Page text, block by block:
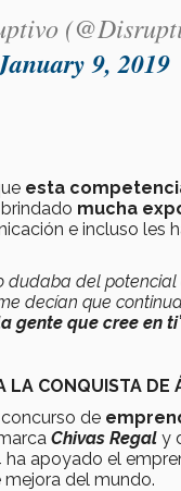
9, 2019
esta
mucha
e incluso les
dudaba del
decían que
gente que cree en
LA CONQUISTA DE
de
Chivas Regal y
ha apoyado el
del mundo.